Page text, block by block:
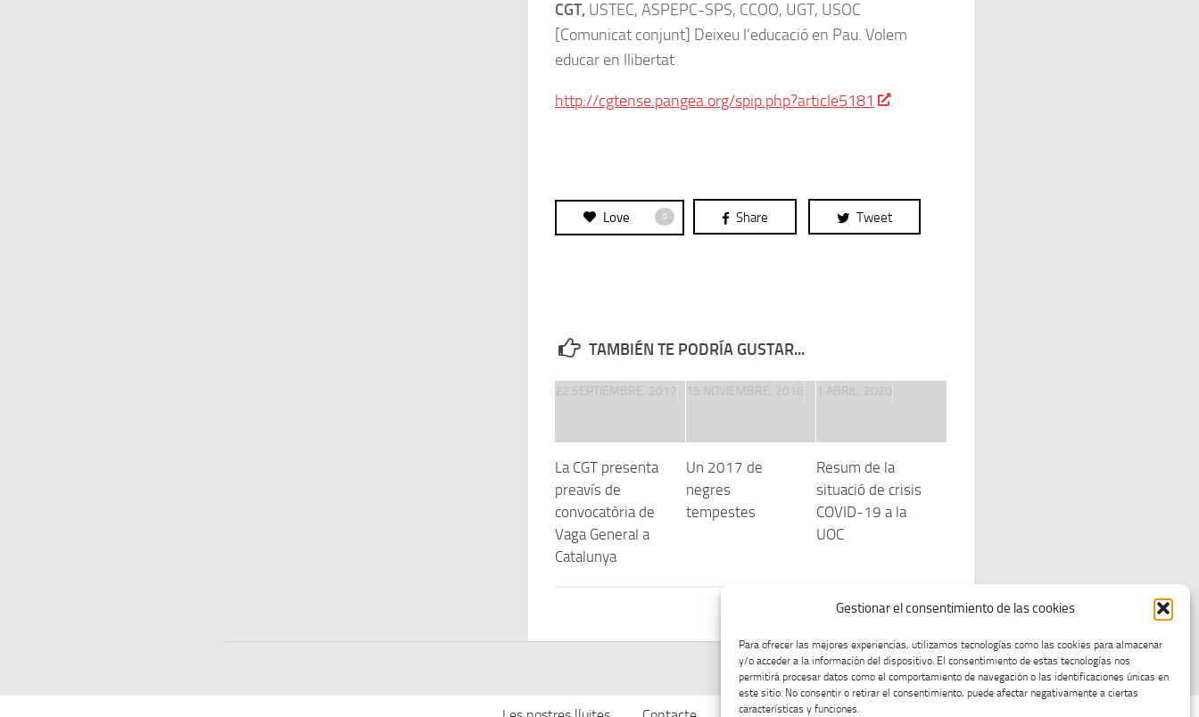
Gestionar el consentimiento de las cookies
Para ofrecer las mejores experiencias, utilizamos tecnologías como las cookies para almacenar
y/o acceder a la información del dispositivo. El consentimiento de estas tecnologías nos
permitirá procesar datos como el comportamiento de navegación o las identificaciones únicas en
este sitio. No consentir o retirar el consentimiento, puede afectar negativamente a ciertas
características y funciones.
CGT, USTEC, ASPEPC-SPS, CCOO, UGT, USOC
[Comunicat conjunt] Deixeu l’educació en Pau. Volem
educar en llibertat
http://cgtense.pangea.org/spip.php?article5181
Love 0 Share Tweet
TAMBIÉN TE PODRÍA GUSTAR...
La CGT presenta
preavís de
convocatòria de
Vaga General a
Catalunya
22 SEPTIEMBRE, 2017
Un 2017 de
negres
tempestes
15 NOVIEMBRE, 2016
Resum de la
situació de crisis
COVID-19 a la
UOC
1 ABRIL, 2020